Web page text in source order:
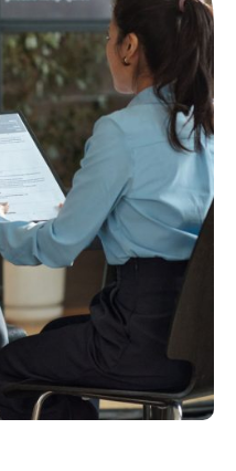
desarrollado iniciativas
apoyar causas que
solicite uno de
qué causa
nosotros donaremos un